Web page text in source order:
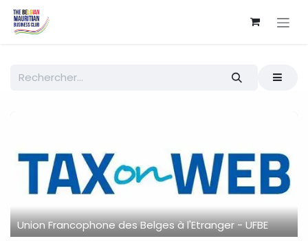
Se rendre au contenu
Union Francophone des Belges à l'Etranger - UFBE